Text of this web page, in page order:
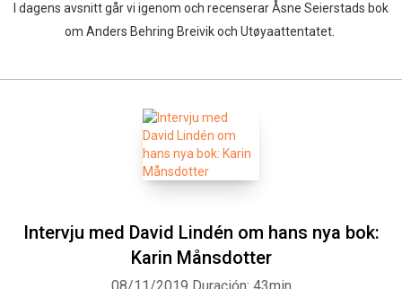
I dagens avsnitt går vi igenom och recenserar Åsne Seierstads bok
om Anders Behring Breivik och Utøyaattentatet.
Intervju med David Lindén om hans nya bok:
Karin Månsdotter